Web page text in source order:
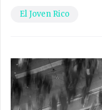
El Joven Rico